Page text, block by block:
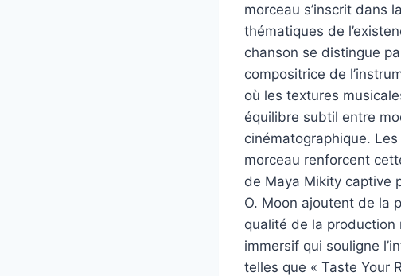
morceau s’inscrit dans
thématiques de
chanson se distingue
compositrice de
où les textures
équilibre subtil entre
cinématographique.
morceau renforcent
de Maya Mikity captive
O. Moon ajoutent de la
qualité de la
immersif qui souligne
telles que « Taste Your